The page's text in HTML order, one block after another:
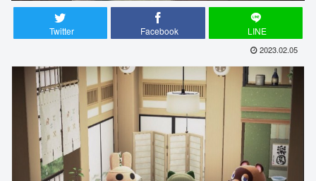
Twitter Facebook LINE
2023.02.05